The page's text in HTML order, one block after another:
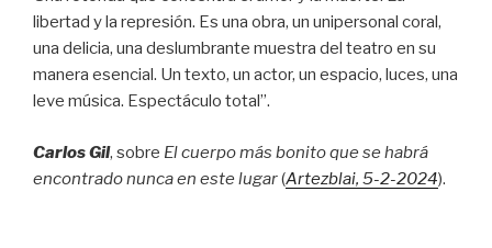
libertad y la represión. Es una obra, un unipersonal coral,
una delicia, una deslumbrante muestra del teatro en su
manera esencial. Un texto, un actor, un espacio, luces, una
leve música. Espectáculo total”.
Carlos Gil, sobre El cuerpo más bonito que se habrá
encontrado nunca en este lugar(Artezblai, 5-2-2024).